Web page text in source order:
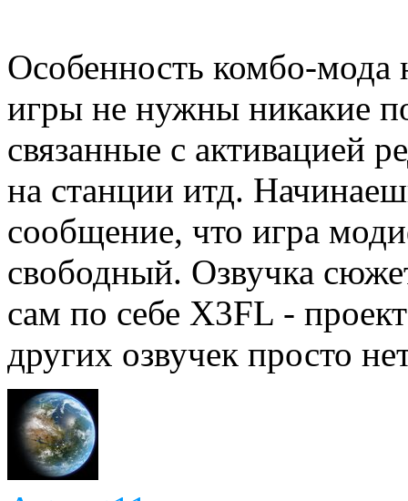
Особенность комбо-мода
игры не нужны никакие
связанные с активацией
на станции итд.
сообщение, что игра
свободный. Озвучка
сам по себе Х3FL -
других озвучек просто